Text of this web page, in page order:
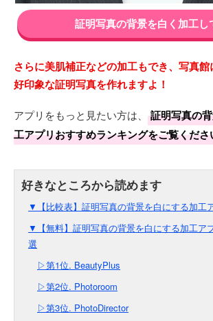
証明写真の背景を白く加工し
さらに美肌補正などの加工もでき、写真館
好印象な証明写真を作れますよ！
アプリをもっと見たい方は、
証明写真の
工アプリおすすめランキングをご覧くださ
▼【比較表】証明写真の背景を白にする加工
▼【無料】証明写真の背景を白にする加工ア
選
▷第1位. BeautyPlus
▷第2位. Photoroom
▷第3位. PhotoDirector